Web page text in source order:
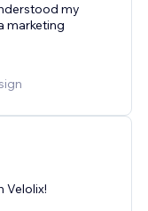
my
marketing
Velolix!